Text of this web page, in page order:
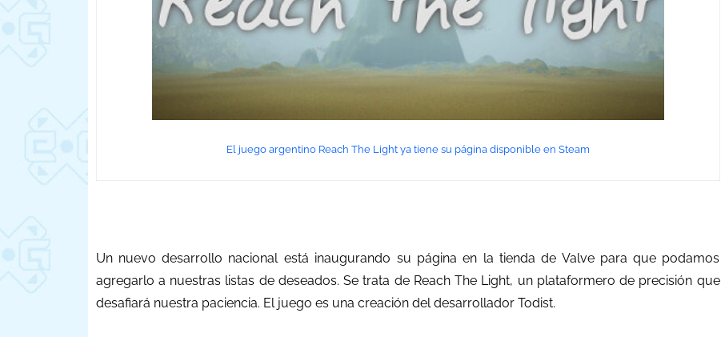
El juego argentino Reach The Light ya tiene su página disponible en Steam
Un nuevo desarrollo nacional está inaugurando su página en la tienda de Valve para que podamos
agregarlo a nuestras listas de deseados. Se trata de Reach The Light, un plataformero de precisión que
desafiará nuestra paciencia. El juego es una creación del desarrollador Todist.